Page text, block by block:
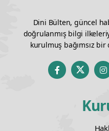
Dini Bülten, güncel
doğrulanmış bilgi
kurulmuş bağımsız